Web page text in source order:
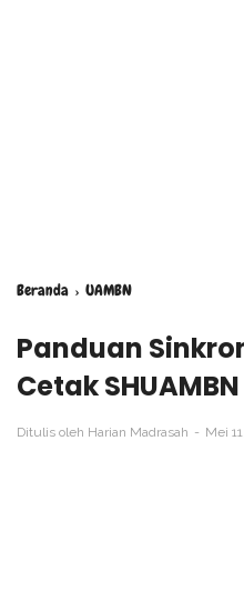
Beranda › UAMBN
Panduan
Cetak SHUAMBN
Ditulis oleh Harian Madrasah Mei